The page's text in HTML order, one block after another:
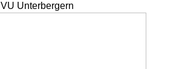
VU Unterbergern